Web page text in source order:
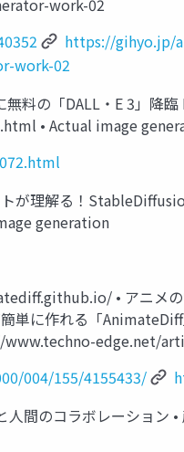
work-02
https://gihyo.jp/
work-02
料の「DALL・E 3」降
• Actual image
が理解る！
generation
• アニメ
に作れる「
www.techno-edge.net/
004/155/4155433/
間のコラボレーション